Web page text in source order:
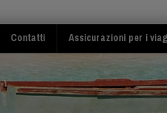
Contatti Assicurazioni per i